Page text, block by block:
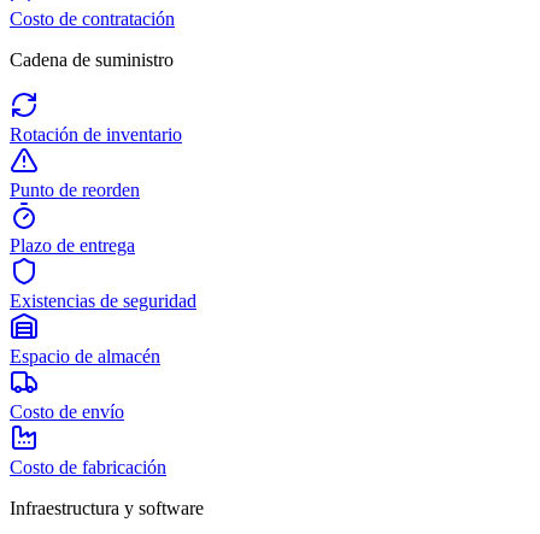
Costo de contratación
Cadena de suministro
Rotación de inventario
Punto de reorden
Plazo de entrega
Existencias de seguridad
Espacio de almacén
Costo de envío
Costo de fabricación
Infraestructura y software